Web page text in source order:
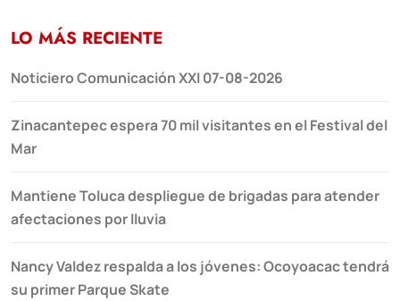
LO MÁS RECIENTE
Noticiero Comunicación XXI 07-08-2026
Zinacantepec espera 70 mil visitantes en el Festival del
Mar
Mantiene Toluca despliegue de brigadas para atender
afectaciones por lluvia
Nancy Valdez respalda a los jóvenes: Ocoyoacac tendrá
su primer Parque Skate